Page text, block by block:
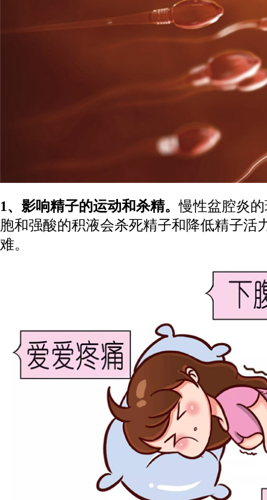
1、影响精子的运动和杀精。慢性盆腔炎
胞和强酸的积液会杀死精子和降低精子活
难。